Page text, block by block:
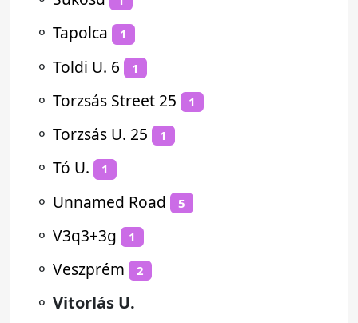
⚬ Tapolca 1
⚬ Toldi U. 6 1
⚬ Torzsás Street 25 1
⚬ Torzsás U. 25 1
⚬ Tó U. 1
⚬ Unnamed Road 5
⚬ V3q3+3g 1
⚬ Veszprém 2
⚬ Vitorlás U.